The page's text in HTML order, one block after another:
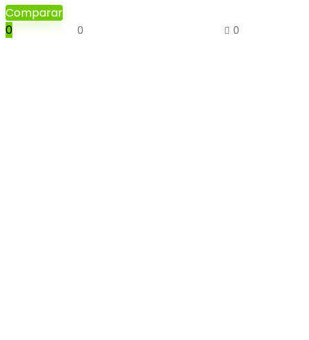
0 0
Comparar
0